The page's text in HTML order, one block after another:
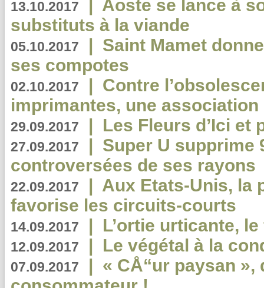
13.10.2017 | Aoste se lance à
substituts à la viande
05.10.2017 | Saint Mamet
ses compotes
02.10.2017 | Contre
imprimantes, une
29.09.2017 | Les Fleurs d’Ici et
27.09.2017 | Super U supprime
controversées de ses rayons
22.09.2017 | Aux Etats-Unis, la
favorise les circuits-courts
14.09.2017 | L’ortie urticante,
12.09.2017 | Le végétal à la
07.09.2017 | « CÅ“ur paysan